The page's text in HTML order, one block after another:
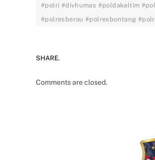
#polri #divhumas #poldakaltim
#polresberau #polresbontang
SHARE.
Comments are closed.